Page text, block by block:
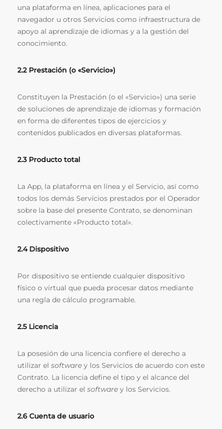
una plataforma en línea, aplicaciones para el
navegador u otros Servicios como infraestructura de
apoyo al aprendizaje de idiomas y a la gestión del
conocimiento.
2.2 Prestación (o «Servicio»)
Constituyen la Prestación (o el «Servicio») una serie
de soluciones de aprendizaje de idiomas y formación
en forma de diferentes tipos de ejercicios y
contenidos publicados en diversas plataformas.
2.3 Producto total
La App, la plataforma en línea y el Servicio, así como
todos los demás Servicios prestados por el Operador
sobre la base del presente Contrato, se denominan
colectivamente «Producto total».
2.4 Dispositivo
Por dispositivo se entiende cualquier dispositivo
físico o virtual que pueda procesar datos mediante
una regla de cálculo programable.
2.5 Licencia
La posesión de una licencia confiere el derecho a
utilizar el software y los Servicios de acuerdo con este
Contrato. La licencia define el tipo y el alcance del
derecho a utilizar el software y los Servicios.
2.6 Cuenta de usuario